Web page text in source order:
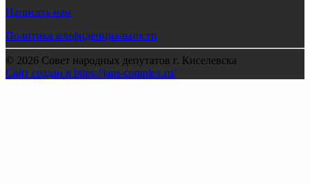
Написать нам
Политика конфиденциальности
© 2026 Совет народных депутатов г. Киселевска
Сайт создан в https://jans-complex.ru/